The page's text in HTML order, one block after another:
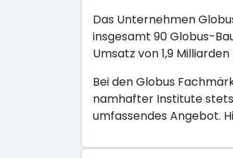
Das Unternehmen
insgesamt 90 Globus-
Umsatz von 1,9
Bei den Globus
namhafter Institute
umfassendes Angebot.